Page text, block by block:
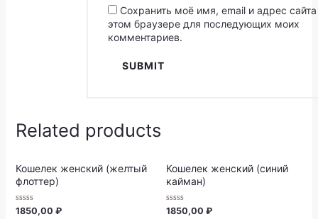
Сохранить моё имя, email и адрес
этом браузере для последующих моих
комментариев.
Related products
Кошелек женский (желтый
флоттер)
Rated
1850,00 ₽
Кошелек женский (синий
кайман)
Rated
1850,00 ₽